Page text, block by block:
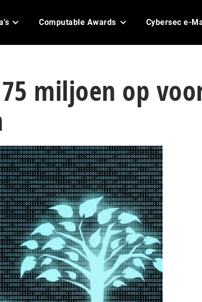
Computable Awards Cybersec e-
miljoen op